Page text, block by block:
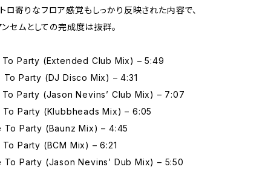
ロ寄りなフロア感覚もしっかり反映された内容で、
セムとしての完成度は抜群。
To Party (Extended Club Mix) – 5:49
To Party (DJ Disco Mix) – 4:31
To Party (Jason Nevins’ Club Mix) – 7:07
To Party (Klubbheads Mix) – 6:05
To Party (Baunz Mix) – 4:45
To Party (BCM Mix) – 6:21
To Party (Jason Nevins’ Dub Mix) – 5:50